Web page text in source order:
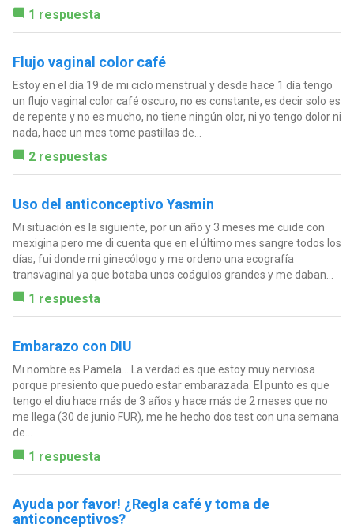
1 respuesta
Flujo vaginal color café
Estoy en el día 19 de mi ciclo menstrual y desde hace 1 día tengo
un flujo vaginal color café oscuro, no es constante, es decir solo es
de repente y no es mucho, no tiene ningún olor, ni yo tengo dolor ni
nada, hace un mes tome pastillas de...
2 respuestas
Uso del anticonceptivo Yasmin
Mi situación es la siguiente, por un año y 3 meses me cuide con
mexigina pero me di cuenta que en el último mes sangre todos los
días, fui donde mi ginecólogo y me ordeno una ecografía
transvaginal ya que botaba unos coágulos grandes y me daban...
1 respuesta
Embarazo con DIU
Mi nombre es Pamela... La verdad es que estoy muy nerviosa
porque presiento que puedo estar embarazada. El punto es que
tengo el diu hace más de 3 años y hace más de 2 meses que no
me llega (30 de junio FUR), me he hecho dos test con una semana
de...
1 respuesta
Ayuda por favor! ¿Regla café y toma de
anticonceptivos?